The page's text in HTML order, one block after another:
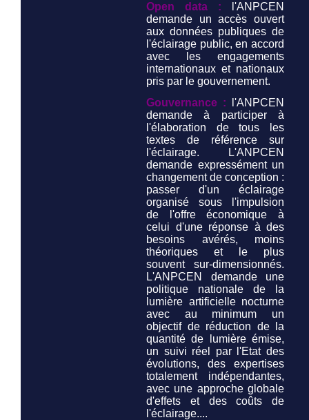
Open data : l'ANPCEN
demande un accès ouvert
aux données publiques de
l'éclairage public, en accord
avec les engagements
internationaux et nationaux
pris par le gouvernement.
Gouvernance :
l'ANPCEN
demande à participer à
l'élaboration de tous les
textes de référence sur
l'éclairage. L'ANPCEN
demande expressément un
changement de conception :
passer d'un éclairage
organisé sous l'impulsion
de l'offre économique à
celui d'une réponse à des
besoins avérés, moins
théoriques et le plus
souvent sur-dimensionnés.
L'ANPCEN demande une
politique nationale de la
lumière artificielle nocturne
avec au minimum un
objectif de réduction de la
quantité de lumière émise,
un suivi réel par l'Etat des
évolutions, des expertises
totalement indépendantes,
avec une approche globale
d'effets et des coûts de
l'éclairage....